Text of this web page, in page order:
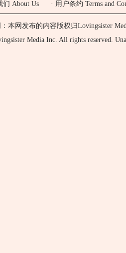
们 About Us · 用户条约 Terms and
本网发布的内容版权归Lovingsister
Media Inc. All rights reserved.